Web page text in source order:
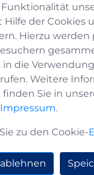
der Cookies
Hierzu
die
Weitere
Sie in
Impressum.
zu den Cookie-